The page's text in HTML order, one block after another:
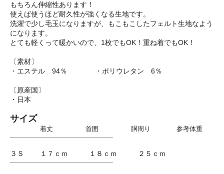
もちろん伸縮性あります！
使えば使うほど耐久性が強くなる生地です。
洗濯で少し毛玉になりますが、もこもこしたフェルト生地なよう
になります。
とても軽くって暖かいので、1枚でもOK！重ね着でもOK！
〔素材〕
・エステル 94％ ・ポリウレタン 6％
〔原産国〕
・日本
サイズ
着丈 首囲 胴周り 参考体重
３Ｓ １７ｃｍ １８ｃｍ ２５ｃｍ